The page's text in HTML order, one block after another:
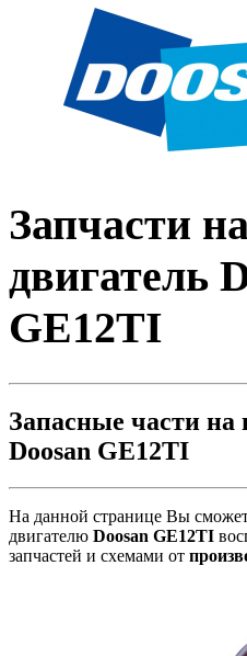
Запчасти
двигатель
GE12TI
Запасные части на
Doosan GE12TI
На данной странице Вы
двигателю Doosan GE12TI
запчастей и схемами от